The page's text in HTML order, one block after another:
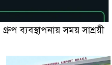
ব্যবস্থাপনায় সময় সাশ্রয়ী